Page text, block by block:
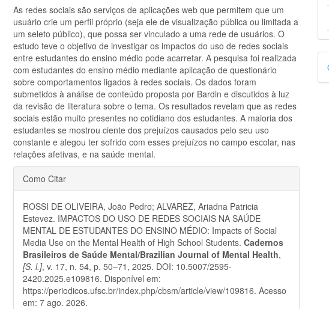
As redes sociais são serviços de aplicações web que permitem que um
usuário crie um perfil próprio (seja ele de visualização pública ou limitada a
um seleto público), que possa ser vinculado a uma rede de usuários. O
estudo teve o objetivo de investigar os impactos do uso de redes sociais
entre estudantes do ensino médio pode acarretar. A pesquisa foi realizada
com estudantes do ensino médio mediante aplicação de questionário
sobre comportamentos ligados à redes sociais. Os dados foram
submetidos à análise de conteúdo proposta por Bardin e discutidos à luz
da revisão de literatura sobre o tema. Os resultados revelam que as redes
sociais estão muito presentes no cotidiano dos estudantes. A maioria dos
estudantes se mostrou ciente dos prejuízos causados pelo seu uso
constante e alegou ter sofrido com esses prejuízos no campo escolar, nas
relações afetivas, e na saúde mental.
Detalhes
do
artigo
Como Citar
ROSSI DE OLIVEIRA, João Pedro; ALVAREZ, Ariadna Patricia
Estevez. IMPACTOS DO USO DE REDES SOCIAIS NA SAÚDE
MENTAL DE ESTUDANTES DO ENSINO MÉDIO: Impacts of Social
Media Use on the Mental Health of High School Students.Cadernos
Brasileiros de Saúde Mental/Brazilian Journal of Mental Health,
[S. l.], v. 17, n. 54, p. 50–71, 2025. DOI: 10.5007/2595-
2420.2025.e109816. Disponível em:
https://periodicos.ufsc.br/index.php/cbsm/article/view/109816. Acesso
em: 7 ago. 2026.